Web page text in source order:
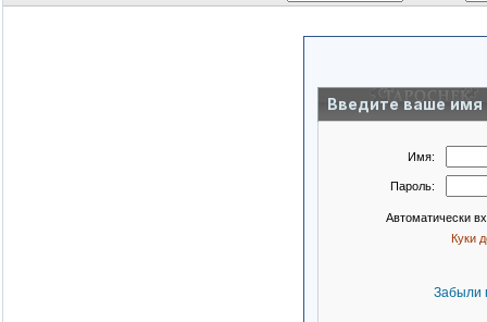
Введите ваше имя
Имя:
Пароль:
Автоматически
Куки
Забыли